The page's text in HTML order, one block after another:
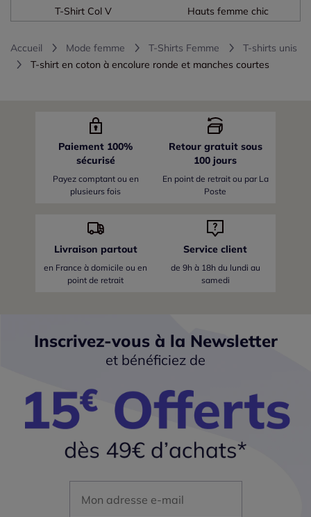
T-Shirt Col V Hauts femme chic
Accueil Mode femme T-Shirts Femme
T-shirts unis
T-shirt en coton à encolure ronde et manches courtes
Paiement 100%
sécurisé
Payez comptant ou en
plusieurs fois
Retour gratuit sous
100 jours
En point de retrait ou par La
Poste
Livraison partout
en France à domicile ou en
point de retrait
Service client
de 9h à 18h du lundi au
samedi
Inscrivez-vous à la Newsletter
et bénéficiez de